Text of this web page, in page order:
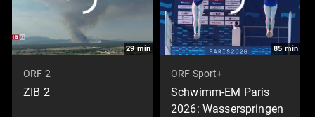
29min
ORF 2
ZIB 2
85min
ORF Sport+
Schwimm-EM Paris
2026: Wasserspringen